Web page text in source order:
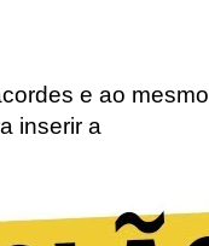
e ao mesmo
inserir a